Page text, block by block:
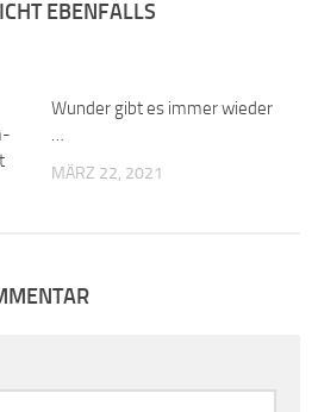
EBENFALLS
Wunder gibt es immer wieder
…
MÄRZ 22, 2021